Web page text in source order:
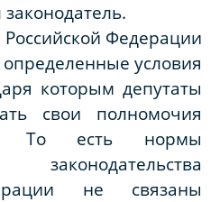
Российской Федерации
условия
которым депутаты
свои полномочия
То есть нормы
не связаны